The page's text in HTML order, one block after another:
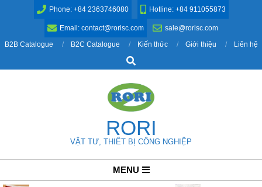
Phone: +84 2363746080 Hotline: +84 911055873
Email: contact@rorisc.com
sale@rorisc.com
B2B Catalogue
B2C Catalogue Kiến thức Giới thiệu
Liên hệ
Search
RORI
VẬT TƯ, THIẾT BỊ CÔNG NGHIỆP
Navigation
MENU